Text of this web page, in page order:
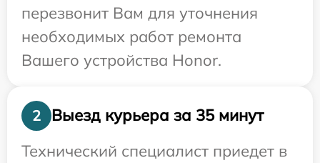
перезвонит Вам для уточнения
необходимых работ ремонта
Вашего устройства Honor.
2
Выезд курьера за 35 минут
Технический специалист приедет в